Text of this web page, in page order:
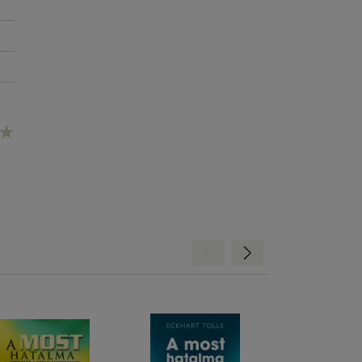
Előre